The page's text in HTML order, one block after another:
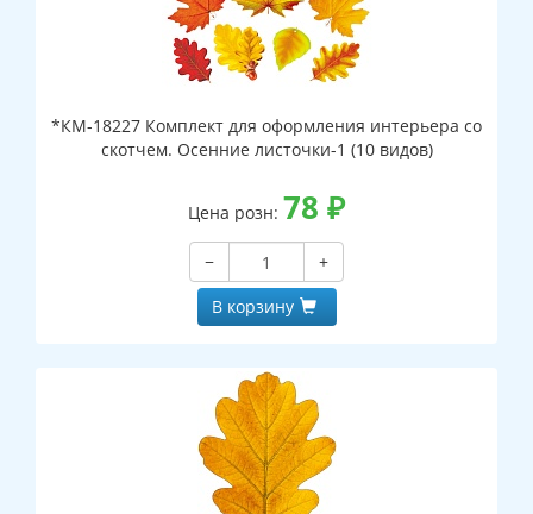
*КМ-18227 Комплект для оформления интерьера со
скотчем. Осенние листочки-1 (10 видов)
Цена розн: 78 ₽
−
+
В корзину